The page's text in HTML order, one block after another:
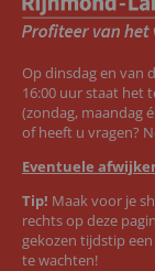
Op dinsdag en van
16:00 uur staat het
(zondag, maandag
of heeft u vragen?
Eventuele
Tip! Maak voor je
rechts op deze
gekozen tijdstip
te wachten!